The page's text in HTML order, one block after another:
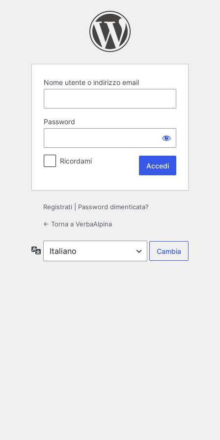
Nome utente o indirizzo email
Password
Ricordami
Registrati Password dimenticata?
← Torna a VerbaAlpina
Lingua